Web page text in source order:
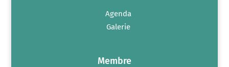
Agenda
Galerie
Membre